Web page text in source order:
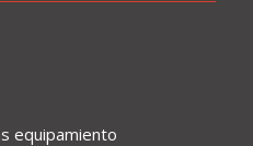
equipamiento